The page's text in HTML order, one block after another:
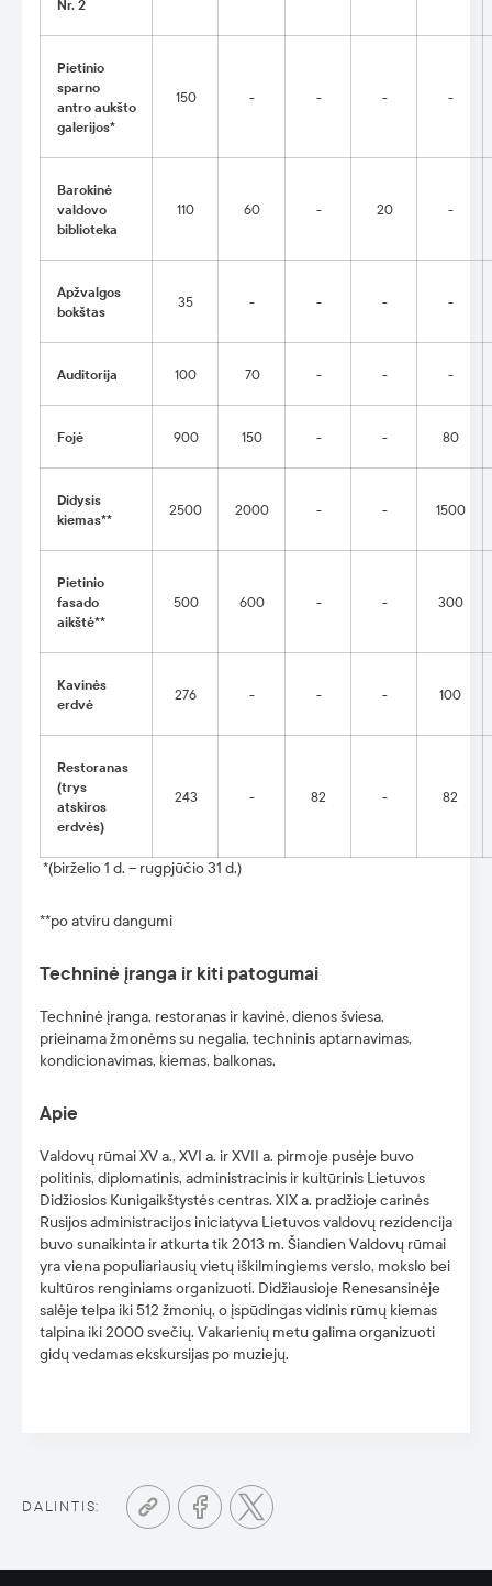
Nr. 2
Pietinio
sparno
antro aukšto
galerijos*
150 - - - -
Barokinė
valdovo
biblioteka
110 60 - 20 -
Apžvalgos
bokštas
35 - - - -
Auditorija 100 70 - - -
Fojė 900 150 - - 80
Didysis
kiemas**
2500 2000 - - 1500
Pietinio
fasado
aikštė**
500 600 - - 300
Kavinės
erdvė
276 - - - 100
Restoranas
(trys
atskiros
erdvės)
243 - 82 - 82
*(birželio 1 d. – rugpjūčio 31 d.)
**po atviru dangumi
Techninė įranga ir kiti patogumai
Techninė įranga, restoranas ir kavinė, dienos šviesa,
prieinama žmonėms su negalia, techninis aptarnavimas,
kondicionavimas, kiemas, balkonas.
Apie
Valdovų rūmai XV a., XVI a. ir XVII a. pirmoje pusėje buvo
politinis, diplomatinis, administracinis ir kultūrinis Lietuvos
Didžiosios Kunigaikštystės centras. XIX a. pradžioje carinės
Rusijos administracijos iniciatyva Lietuvos valdovų rezidencija
buvo sunaikinta ir atkurta tik 2013 m. Šiandien Valdovų rūmai
yra viena populiariausių vietų iškilmingiems verslo, mokslo bei
kultūros renginiams organizuoti. Didžiausioje Renesansinėje
salėje telpa iki 512 žmonių, o įspūdingas vidinis rūmų kiemas
talpina iki 2000 svečių. Vakarienių metu galima organizuoti
gidų vedamas ekskursijas po muziejų.
DALINTIS: